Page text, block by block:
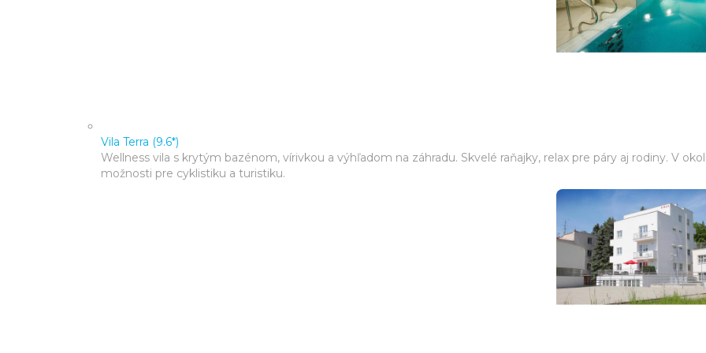
Vila Terra (9.6*)
Wellness vila s krytým bazénom, vírivkou a výhľadom na záhradu. Skvelé raňajky, relax pre páry aj rodiny. V
možnosti pre cyklistiku a turistiku.